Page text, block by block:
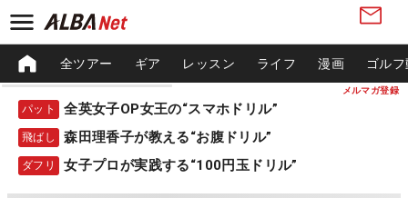
メルマガ登録
全ツアー ギア レッスン ライフ 漫画 ゴル
パット 全英女子OP女王の“スマホドリル”
飛ばし 森田理香子が教える“お腹ドリル”
ダフリ 女子プロが実践する“100円玉ドリル”